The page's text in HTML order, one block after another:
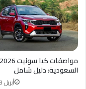
السعودية: دليل شامل
أبريل 13, 2026